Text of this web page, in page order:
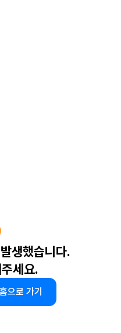
생했습니다.
세요.
홈으로 가기